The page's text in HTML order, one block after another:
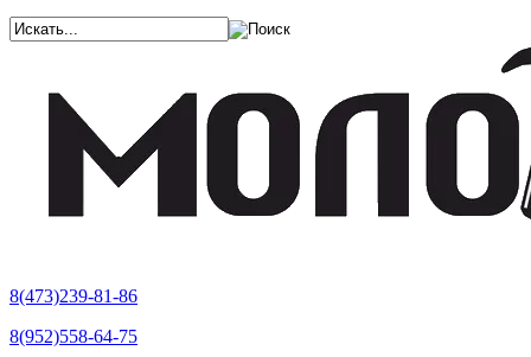
8(473)239-81-86
8(952)558-64-75